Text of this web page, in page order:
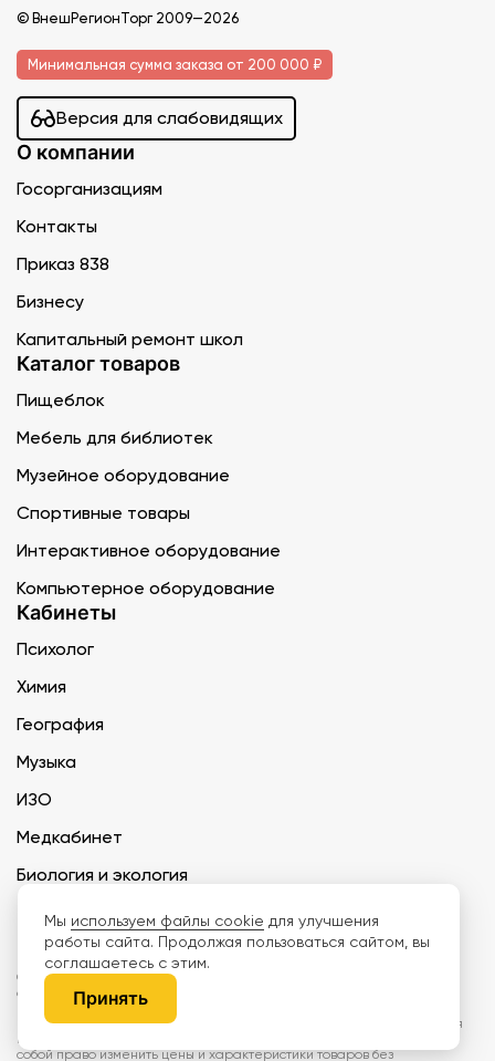
© ВнешРегионТорг 2009—2026
Минимальная сумма заказа от 200 000 ₽
Версия для слабовидящих
О компании
Госорганизациям
Контакты
Приказ 838
Бизнесу
Капитальный ремонт школ
Каталог товаров
Пищеблок
Мебель для библиотек
Музейное оборудование
Спортивные товары
Интерактивное оборудование
Компьютерное оборудование
Кабинеты
Психолог
Химия
География
Музыка
ИЗО
Медкабинет
Биология и экология
Технология
ООО «Дети наше будущее» ИНН 6671165273 ОГРН 1216600030250 КПП
667101001 БИК 046577674
Информация на сайте не является публичной офертой. Изображения
могут отличаться от поставляемых товаров. Поставщик оставляет за
собой право изменить цены и характеристики товаров без
Мы используем файлы cookie для улучшения
работы сайта. Продолжая пользоваться сайтом, вы
соглашаетесь с этим.
Принять